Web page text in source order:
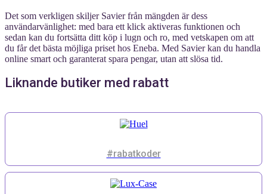
Det som verkligen skiljer Savier från mängden är dess
användarvänlighet: med bara ett klick aktiveras funktionen och
sedan kan du fortsätta ditt köp i lugn och ro, med vetskapen om att
du får det bästa möjliga priset hos Eneba. Med Savier kan du handla
online smart och garanterat spara pengar, utan att slösa tid.
Liknande butiker med rabatt
#rabatkoder